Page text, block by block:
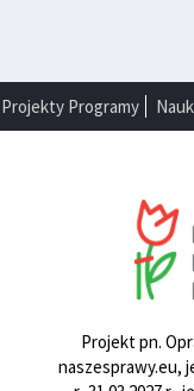
Projekty Programy
Projekt pn.
naszesprawy.eu,